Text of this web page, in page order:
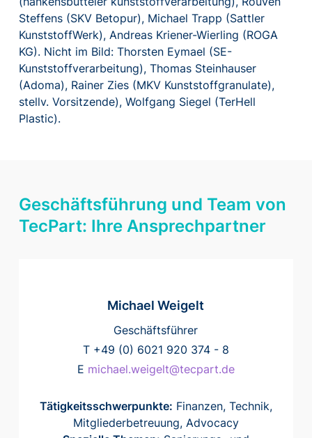
Steffens (SKV Betopur), Michael Trapp (Sattler
KunststoffWerk), Andreas Kriener-Wierling (ROGA
KG). Nicht im Bild: Thorsten Eymael (SE-
Kunststoffverarbeitung), Thomas Steinhauser
(Adoma), Rainer Zies (MKV Kunststoffgranulate),
stellv. Vorsitzende), Wolfgang Siegel (TerHell
Plastic).
Geschäftsführung und Team von
TecPart: Ihre Ansprechpartner
Michael Weigelt
Geschäftsführer
T +49 (0) 6021 920 374 - 8
E michael.weigelt@tecpart.de
Tätigkeitsschwerpunkte: Finanzen, Technik,
Mitgliederbetreuung, Advocacy